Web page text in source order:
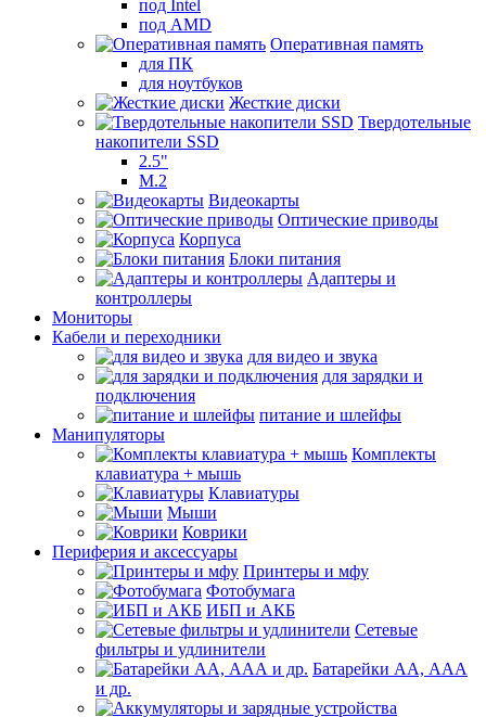
под Intel
под AMD
Оперативная память
для ПК
для ноутбуков
Жесткие диски
Твердотельные
накопители SSD
2.5"
M.2
Видеокарты
Оптические приводы
Корпуса
Блоки питания
Адаптеры и
контроллеры
Мониторы
Кабели и переходники
для видео и звука
для зарядки и
подключения
питание и шлейфы
Манипуляторы
Комплекты
клавиатура + мышь
Клавиатуры
Мыши
Коврики
Периферия и аксессуары
Принтеры и мфу
Фотобумага
ИБП и АКБ
Сетевые
фильтры и удлинители
Батарейки АА, ААА
и др.